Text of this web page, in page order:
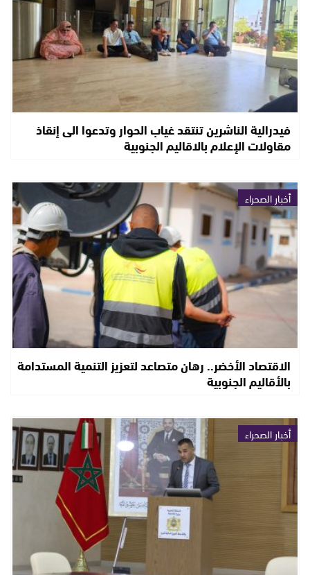
فيدرالية الناشرين تنتقد غياب الحوار وتدعوا الى إنقاذ
مقاولات الإعلام بالاقاليم الجنوبية
أخبار الصحراء
الاقتصاد الأخضر.. رهان متصاعد لتعزيز التنمية المستدامة
بالأقاليم الجنوبية
أخبار الصحراء